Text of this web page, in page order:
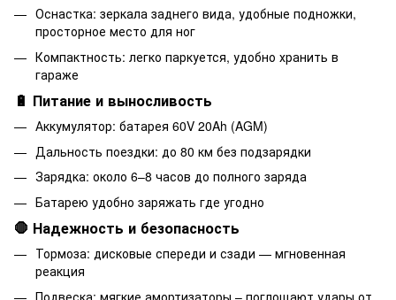
Оснастка: зеркала заднего вида, удобные подножки,
просторное место для ног
Компактность: легко паркуется, удобно хранить в
гараже
🔋 Питание и выносливость
Аккумулятор: батарея 60V 20Ah (AGM)
Дальность поездки: до 80 км без подзарядки
Зарядка: около 6–8 часов до полного заряда
Батарею удобно заряжать где угодно
🛑 Надежность и безопасность
Тормоза: дисковые спереди и сзади — мгновенная
реакция
Подвеска: мягкие амортизаторы – поглощают удары от